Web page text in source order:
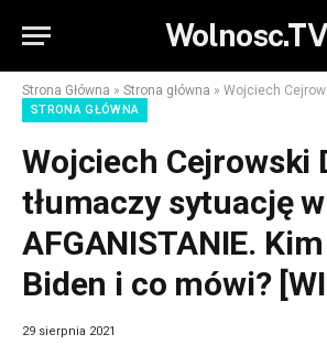
Wolnosc.TV
Strona Główna » Strona główna » Wojciech Cejrowski DOBITNIE tłumaczy
STRONA GŁÓWNA
Wojciech Cejrowski
tłumaczy sytuację w
AFGANISTANIE.
Biden i co mówi?
29 sierpnia 2021